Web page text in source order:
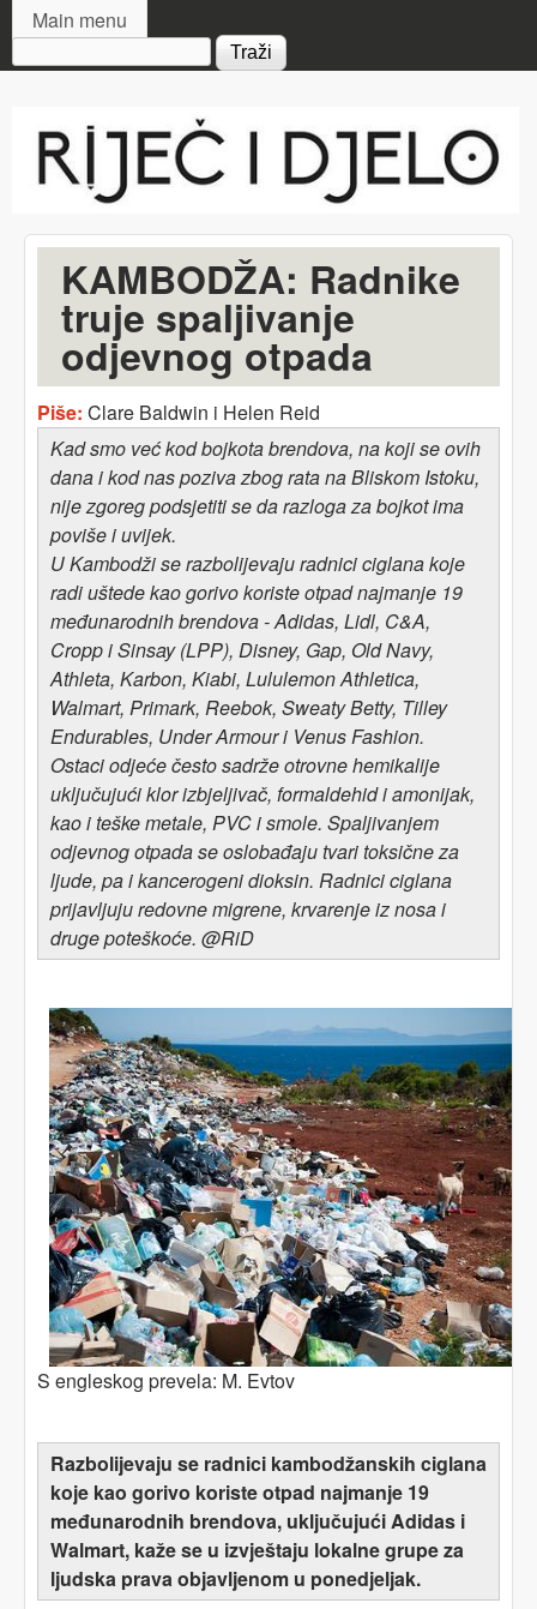
MAIN MENU
Main menu
Search form
i djelo
KAMBODŽA: Radnike
truje spaljivanje
odjevnog otpada
Piše: Clare Baldwin i Helen Reid
Kad smo već kod bojkota brendova, na koji se ovih
dana i kod nas poziva zbog rata na Bliskom Istoku,
nije zgoreg podsjetiti se da razloga za bojkot ima
poviše i uvijek.
U Kambodži se razbolijevaju radnici ciglana koje
radi uštede kao gorivo koriste otpad najmanje 19
međunarodnih brendova - Adidas, Lidl, C&A,
Cropp i Sinsay (LPP), Disney, Gap, Old Navy,
Athleta, Karbon, Kiabi, Lululemon Athletica,
Walmart, Primark, Reebok, Sweaty Betty, Tilley
Endurables, Under Armour i Venus Fashion.
Ostaci odjeće često sadrže otrovne hemikalije
uključujući klor izbjeljivač, formaldehid i amonijak,
kao i teške metale, PVC i smole. Spaljivanjem
odjevnog otpada se oslobađaju tvari toksične za
ljude, pa i kancerogeni dioksin. Radnici ciglana
prijavljuju redovne migrene, krvarenje iz nosa i
druge poteškoće. @RiD
S engleskog prevela: M. Evtov
Razbolijevaju se radnici kambodžanskih ciglana
koje kao gorivo koriste otpad najmanje 19
međunarodnih brendova, uključujući Adidas i
Walmart, kaže se u izvještaju lokalne grupe za
ljudska prava objavljenom u ponedjeljak.